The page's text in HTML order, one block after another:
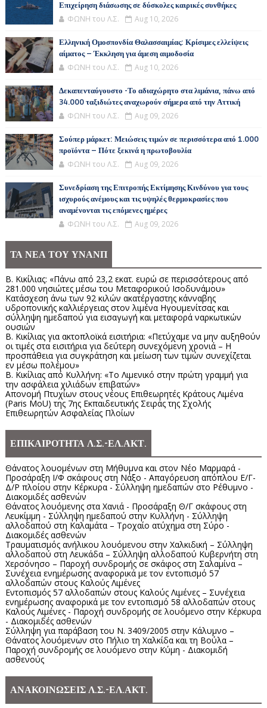
Επιχείρηση διάσωσης σε δύσκολες καιρικές συνθήκες
ΦΩΝΗ του Λ.Σ. Aug 10, 2026
Ελληνική Ομοσπονδία Θαλασσαιμίας: Κρίσιμες ελλείψεις
αίματος – Έκκληση για άμεση αιμοδοσία
ΦΩΝΗ του Λ.Σ. Aug 10, 2026
Δεκαπενταύγουστο -Το αδιαχώρητο στα λιμάνια, πάνω από
34.000 ταξιδιώτες αναχωρούν σήμερα από την Αττική
ΦΩΝΗ του Λ.Σ. Aug 09, 2026
Σούπερ μάρκετ: Μειώσεις τιμών σε περισσότερα από 1.000
προϊόντα – Πότε ξεκινά η πρωτοβουλία
ΦΩΝΗ του Λ.Σ. Aug 09, 2026
Συνεδρίαση της Επιτροπής Εκτίμησης Κινδύνου για τους
ισχυρούς ανέμους και τις υψηλές θερμοκρασίες που
αναμένονται τις επόμενες ημέρες
ΦΩΝΗ του Λ.Σ. Aug 09, 2026
ΤΑ ΝΕΑ ΤΟΥ ΥΝΑΝΠ
Β. Κικίλιας: «Πάνω από 23,2 εκατ. ευρώ σε περισσότερους από
281.000 νησιώτες μέσω του Μεταφορικού Ισοδυνάμου»
Κατάσχεση άνω των 92 κιλών ακατέργαστης κάνναβης
υδροπονικής καλλιέργειας στον λιμένα Ηγουμενίτσας και
σύλληψη ημεδαπού για εισαγωγή και μεταφορά ναρκωτικών
ουσιών
Β. Κικίλιας για ακτοπλοϊκά εισιτήρια: «Πετύχαμε να μην αυξηθούν
οι τιμές στα εισιτήρια για δεύτερη συνεχόμενη χρονιά – Η
προσπάθεια για συγκράτηση και μείωση των τιμών συνεχίζεται
εν μέσω πολέμου»
Β. Κικίλιας από Κυλλήνη: «Το Λιμενικό στην πρώτη γραμμή για
την ασφάλεια χιλιάδων επιβατών»
Απονομή Πτυχίων στους νέους Επιθεωρητές Κράτους Λιμένα
(Paris MoU) της 7ης Εκπαιδευτικής Σειράς της Σχολής
Επιθεωρητών Ασφαλείας Πλοίων
ΕΠΙΚΑΙΡΟΤΗΤΑ Λ.Σ.-ΕΛ.ΑΚΤ.
Θάνατος λουομένων στη Μήθυμνα και στον Νέο Μαρμαρά -
Προσάραξη Ι/Φ σκάφους στη Νάξο - Απαγόρευση απόπλου Ε/Γ-
Δ/Ρ πλοίου στην Κέρκυρα - Σύλληψη ημεδαπών στο Ρέθυμνο -
Διακομιδές ασθενών
Θάνατος λουόμενης στα Χανιά - Προσάραξη Θ/Γ σκάφους στη
Λευκίμμη - Σύλληψη ημεδαπού στην Κυλλήνη - Σύλληψη
αλλοδαπού στη Καλαμάτα – Τροχαίο ατύχημα στη Σύρο -
Διακομιδές ασθενών
Τραυματισμός ανήλικου λουόμενου στην Χαλκιδική – Σύλληψη
αλλοδαπού στη Λευκάδα – Σύλληψη αλλοδαπού Κυβερνήτη στη
Χερσόνησο – Παροχή συνδρομής σε σκάφος στη Σαλαμίνα –
Συνέχεια ενημέρωσης αναφορικά με τον εντοπισμό 57
αλλοδαπών στους Καλούς Λιμένες
Εντοπισμός 57 αλλοδαπών στους Καλούς Λιμένες – Συνέχεια
ενημέρωσης αναφορικά με τον εντοπισμό 58 αλλοδαπών στους
Καλούς Λιμένες - Παροχή συνδρομής σε λουόμενο στην Κέρκυρα
- Διακομιδές ασθενών
Σύλληψη για παράβαση του Ν. 3409/2005 στην Κάλυμνο –
Θάνατος λουόμενων στο Πήλιο τη Χαλκίδα και τη Βούλα –
Παροχή συνδρομής σε λουόμενο στην Κύμη - Διακομιδή
ασθενούς
ΑΝΑΚΟΙΝΩΣΕΙΣ Λ.Σ.-ΕΛ.ΑΚΤ.